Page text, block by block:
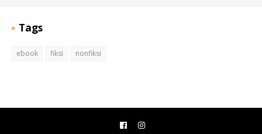
Tags
ebook fiksi nonfiksi